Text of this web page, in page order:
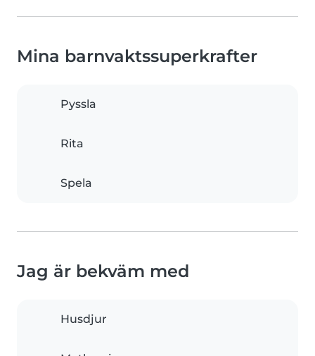
Mina barnvaktssuperkrafter
Pyssla
Rita
Spela
Jag är bekväm med
Husdjur